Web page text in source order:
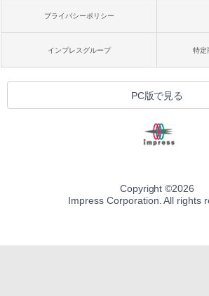
プライバシーポリシー
インプレスグループ 特定
PC版で見る
Copyright ©2026
Impress Corporation. All rights